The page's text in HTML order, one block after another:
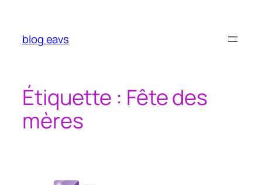
contenu
blog eavs
Étiquette : Fête des
mères